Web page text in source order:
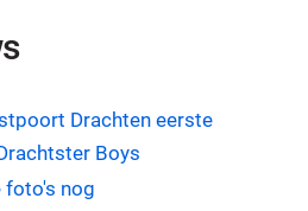
Drachten eerste
Boys
foto's nog